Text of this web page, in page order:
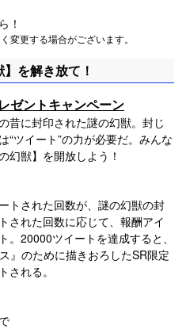
！
変更する場合がございます。
を解き放て！
ゼントキャンペーン
昔に封印された謎の幻獣。封じ
“ツイート”の力が必要だ。みんな
幻獣】を開放しよう！
トされた回数が、謎の幻獣の封
された回数に応じて、報酬アイ
20000ツイートを達成すると、
』のために描きおろしたSR限定
れる。